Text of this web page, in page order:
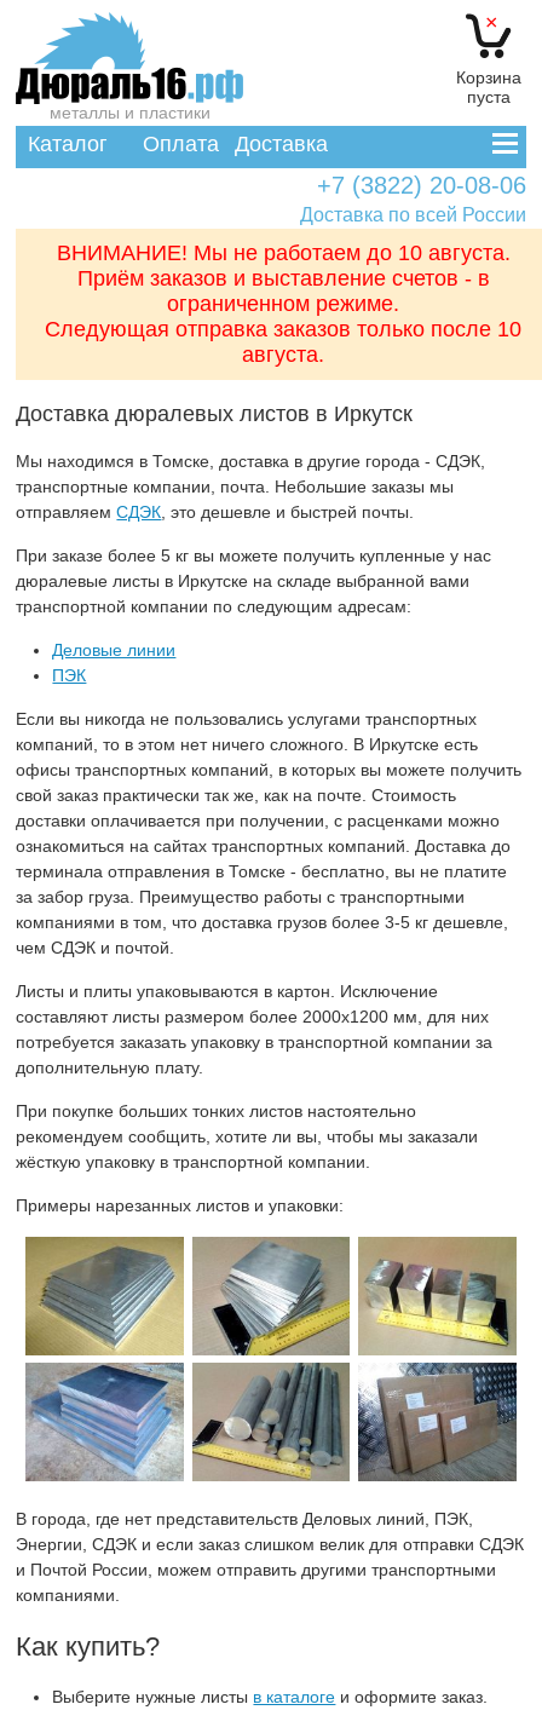
Доставка по всей России
×
Корзина
пуста
+7 (3822) 20-08-06
металлы и пластики
Каталог Оплата Доставка
ВНИМАНИЕ! Мы не работаем до 10 августа.
Приём заказов и выставление счетов - в
ограниченном режиме.
Следующая отправка заказов только после 10
августа.
Доставка дюралевых листов в Иркутск
Мы находимся в Томске, доставка в другие города - СДЭК,
транспортные компании, почта. Небольшие заказы мы
отправляемСДЭК , это дешевле и быстрей почты.
При заказе более 5 кг вы можете получить купленные у нас
дюралевые листы в Иркутске на складе выбранной вами
транспортной компании по следующим адресам:
Деловые линии
ПЭК
Если вы никогда не пользовались услугами транспортных
компаний, то в этом нет ничего сложного. В Иркутске есть
офисы транспортных компаний, в которых вы можете получить
свой заказ практически так же, как на почте. Стоимость
доставки оплачивается при получении, с расценками можно
ознакомиться на сайтах транспортных компаний. Доставка до
терминала отправления в Томске - бесплатно, вы не платите
за забор груза. Преимущество работы с транспортными
компаниями в том, что доставка грузов более 3-5 кг дешевле,
чем СДЭК и почтой.
Листы и плиты упаковываются в картон. Исключение
составляют листы размером более 2000х1200 мм, для них
потребуется заказать упаковку в транспортной компании за
дополнительную плату.
При покупке больших тонких листов настоятельно
рекомендуем сообщить, хотите ли вы, чтобы мы заказали
жёсткую упаковку в транспортной компании.
Примеры нарезанных листов и упаковки:
В города, где нет представительств Деловых линий, ПЭК,
Энергии, СДЭК и если заказ слишком велик для отправки СДЭК
и Почтой России, можем отправить другими транспортными
компаниями.
Как купить?
Выберите нужные листы в каталоге и оформите заказ.